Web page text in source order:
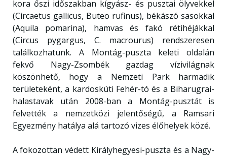
kora őszi időszakban kígyász- és pusztai ölyvekkel
(Circaetus gallicus, Buteo rufinus), békászó sasokkal
(Aquila pomarina), hamvas és fakó rétihéjákkal
(Circus pygargus, C. macrourus) rendszeresen
találkozhatunk. A Montág-puszta keleti oldalán
fekvő Nagy-Zsombék gazdag vízivilágnak
köszönhető, hogy a Nemzeti Park harmadik
területeként, a kardoskúti Fehér-tó és a Biharugrai-
halastavak után 2008-ban a Montág-pusztát is
felvették a nemzetközi jelentőségű, a Ramsari
Egyezmény hatálya alá tartozó vizes élőhelyek közé.
A fokozottan védett Királyhegyesi-puszta és a Nagy-